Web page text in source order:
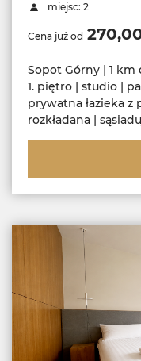
miejsc: 2
Cena już od
Sopot Górny | 1 km
1. piętro | studio |
prywatna łazieka z
rozkładana |